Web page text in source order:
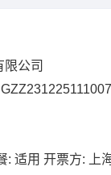
限公司
: 适用 开票方: 上